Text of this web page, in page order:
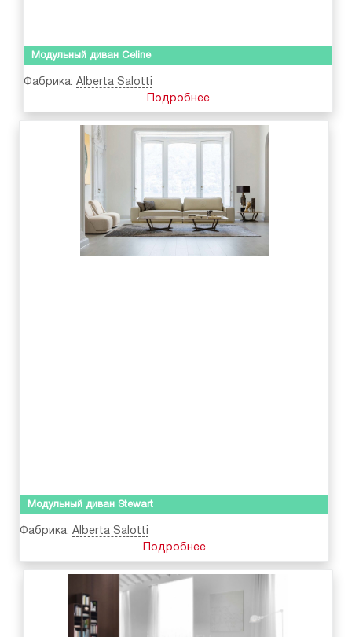
Модульный диван Celine
Фабрика: Alberta Salotti
Подробнее
Модульный диван Stewart
Фабрика: Alberta Salotti
Подробнее